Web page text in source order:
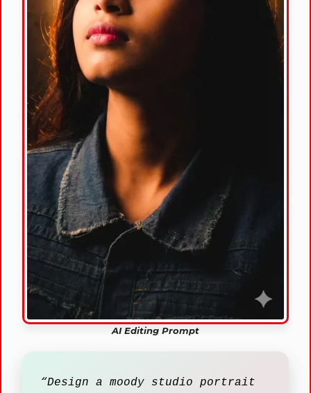
AI Editing Prompt
“Design a moody studio portrait